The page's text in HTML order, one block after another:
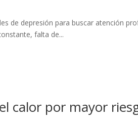
de depresión para buscar atención
falta de...
calor por mayor